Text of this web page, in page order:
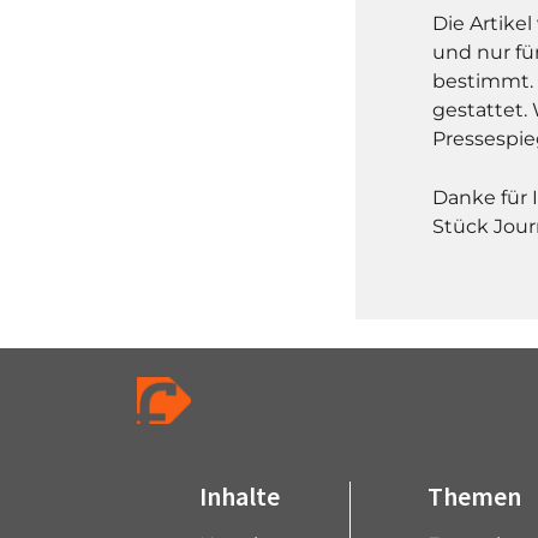
Die
und nur
bestimmt.
gestattet.
Danke für
Stück
Inhalte Themen